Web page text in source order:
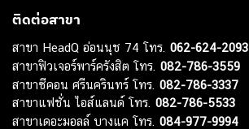
ติดต่อสาขา
สาขา HeadQ อ่อนนุช 74 โทร. 062-624-2093
สาขาฟิวเจอร์พาร์ครังสิต โทร. 082-786-3559
สาขาซีคอน ศรีนครินทร์ โทร. 082-786-3337
สาขาแฟชั่น ไอส์แลนด์ โทร. 082-786-5533
สาขาเดอะมอลล์ บางแค โทร. 084-977-9994